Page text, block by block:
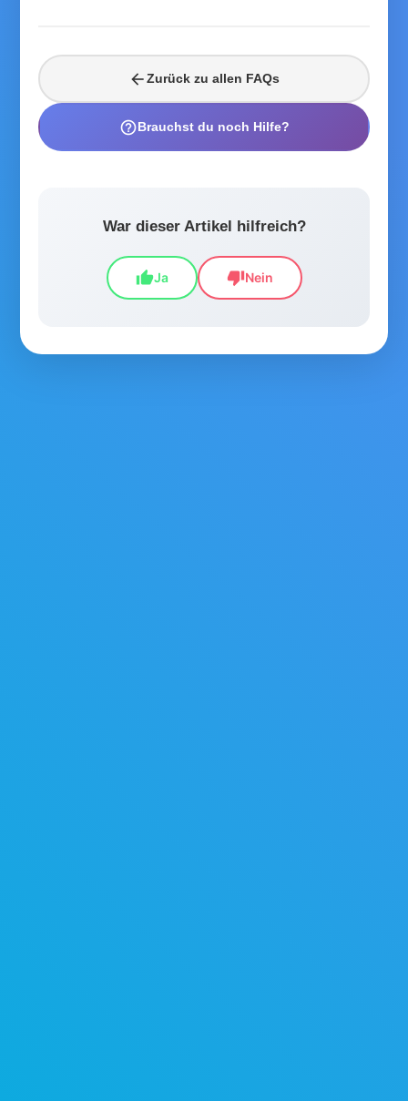
arrow_backZurück zu allen FAQs
help_outlineBrauchst du noch Hilfe?
War dieser Artikel hilfreich?
thumb_upJa thumb_downNein